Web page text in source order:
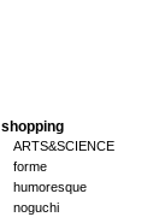
shopping
ARTS&SCIENCE
forme
humoresque
noguchi